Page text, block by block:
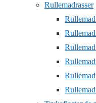
Rullemadrasser